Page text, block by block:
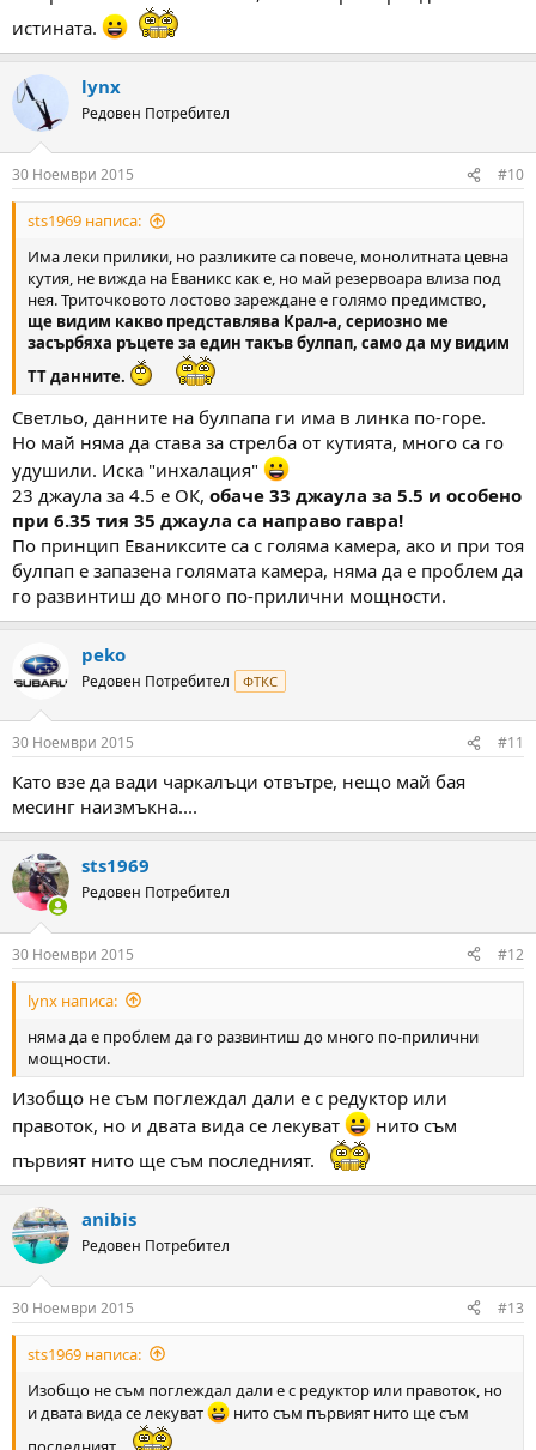
истината.
lynx
Редовен Потребител
30 Ноември 2015 #10
sts1969 написа:
Има леки прилики, но разликите са повече, монолитната цевна
кутия, не вижда на Еваникс как е, но май резервоара влиза под
нея. Триточковото лостово зареждане е голямо предимство,
ще видим какво представлява Крал-а, сериозно ме
засърбяха ръцете за един такъв булпап, само да му видим
ТТ данните.
Светльо, данните на булпапа ги има в линка по-горе.
Но май няма да става за стрелба от кутията, много са го
удушили. Иска "инхалация"
23 джаула за 4.5 е ОК, обаче 33 джаула за 5.5 и особено
при 6.35 тия 35 джаула са направо гавра!
По принцип Еваниксите са с голяма камера, ако и при тоя
булпап е запазена голямата камера, няма да е проблем да
го развинтиш до много по-прилични мощности.
peko
Редовен Потребител ФТКС
30 Ноември 2015 #11
Като взе да вади чаркалъци отвътре, нещо май бая
месинг наизмъкна....
sts1969
Редовен Потребител
30 Ноември 2015 #12
lynx написа:
няма да е проблем да го развинтиш до много по-прилични
мощности.
Изобщо не съм поглеждал дали е с редуктор или
правоток, но и двата вида се лекуват
нито съм
първият нито ще съм последният.
anibis
Редовен Потребител
30 Ноември 2015 #13
sts1969 написа:
Изобщо не съм поглеждал дали е с редуктор или правоток, но
и двата вида се лекуват
нито съм първият нито ще съм